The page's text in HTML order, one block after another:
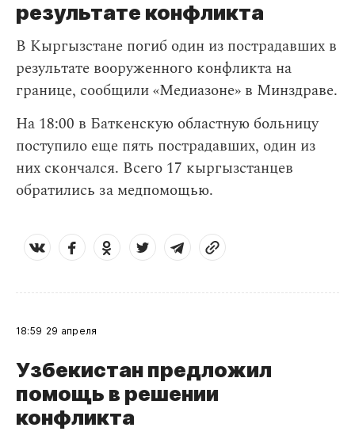
результате конфликта
В Кыргызстане погиб один из пострадавших в
результате вооруженного конфликта на
границе, сообщили «Медиазоне» в Минздраве.
На 18:00 в Баткенскую областную больницу
поступило еще пять пострадавших, один из
них скончался. Всего 17 кыргызстанцев
обратились за медпомощью.
18:59 29 апреля
Узбекистан предложил
помощь в решении
конфликта